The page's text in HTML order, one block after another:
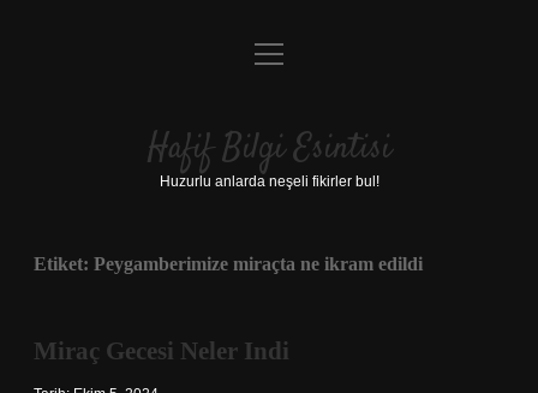
Anasayfa
Yasal Uyarı
menüyü
Hafif Bilgi Esintisi
Huzurlu anlarda neşeli fikirler bul!
Etiket: Peygamberimize miraçta ne ikram edildi
Miraç Gecesi Neler Indi